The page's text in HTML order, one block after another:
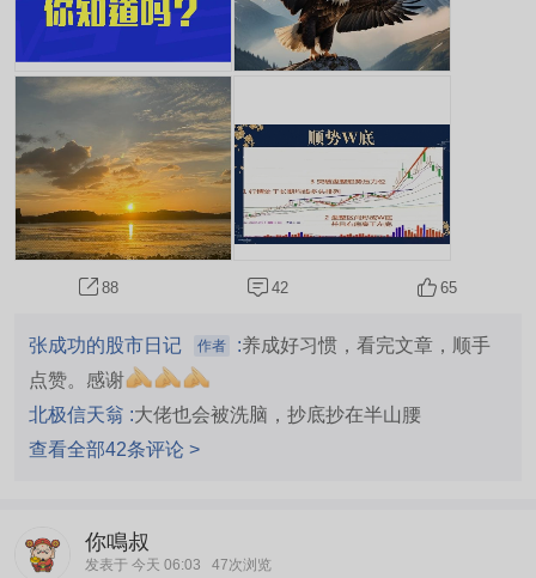
务器大幅拉动DRAM、HBM、Flash存储需求，高
端存储紧缺，存储行业从传统消费周期切换为AI成
长逻辑。 2、情绪催化...
88 42 65
张成功的股市日记 作者 :养成好习惯，看完文章，顺手
点赞。感谢
北极信天翁 :大佬也会被洗脑，抄底抄在半山腰
查看全部42条评论 >
你鳴叔
发表于 今天 06:03 47次浏览